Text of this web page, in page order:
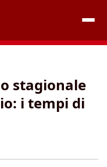
stagionale
i tempi di